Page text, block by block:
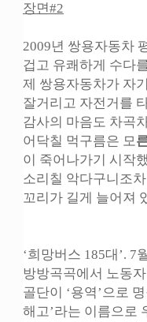
장면#2
2009년 쌍용자동차
겁고 유쾌하게 수다
제 쌍용자동차가 자
잘거리고 자전거를
감사의 마음도 차곡
어닥칠 먹구름은 모
이 죽어나가기 시작
소리칠 악다구니조
꼬리가 길게 늘어져
‘희망버스 185대’.
방방곡곡에서 노동
골단이 ‘용역’으로
해고’라는 이름으로